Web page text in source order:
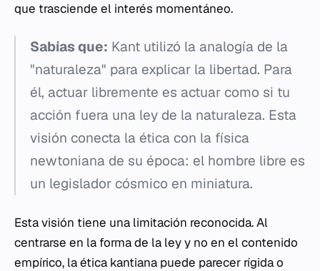
que trasciende el interés momentáneo.
Sabías que: Kant utilizó la analogía de la
"naturaleza" para explicar la libertad. Para
él, actuar libremente es actuar como si tu
acción fuera una ley de la naturaleza. Esta
visión conecta la ética con la física
newtoniana de su época: el hombre libre es
un legislador cósmico en miniatura.
Esta visión tiene una limitación reconocida. Al
centrarse en la forma de la ley y no en el contenido
empírico, la ética kantiana puede parecer rígida o